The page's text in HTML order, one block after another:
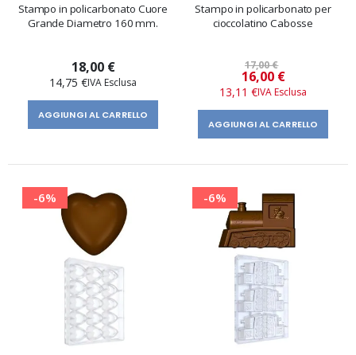
Stampo in policarbonato Cuore
Grande Diametro 160 mm.
18,00 €
14,75 €
AGGIUNGI AL CARRELLO
Stampo in policarbonato per
cioccolatino Cabosse
17,00 €
Prezzo
speciale
16,00 €
13,11 €
AGGIUNGI AL CARRELLO
-6% -6%